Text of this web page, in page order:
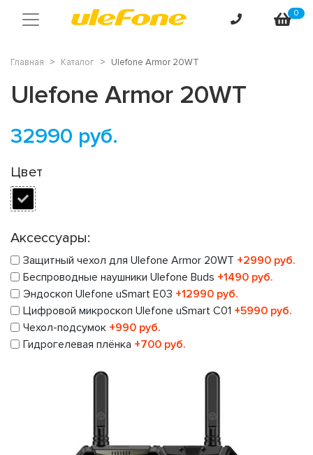
0
Главная Каталог Ulefone Armor 20WT
Ulefone Armor 20WT
32990 руб.
Цвет
Аксессуары:
Защитный чехол для Ulefone Armor 20WT +2990 руб.
Беспроводные наушники Ulefone Buds +1490 руб.
Эндоскоп Ulefone uSmart E03 +12990 руб.
Цифровой микроскоп Ulefone uSmart C01 +5990 руб.
Чехол-подсумок +990 руб.
Гидрогелевая плёнка +700 руб.